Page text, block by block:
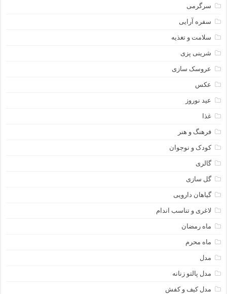
سرگرمی
سفره آرایی
سلامت و تغذیه
شرینی پزی
عروسک سازی
عکس
عید نوروز
غذا
فرهنگ و هنر
کودک و نوجوان
گالری
گل سازی
گیاهان دارویی
لاغری و تناسب اندام
ماه رمضان
ماه محرم
مدل
مدل پالتو زنانه
مدل کیف و کفش